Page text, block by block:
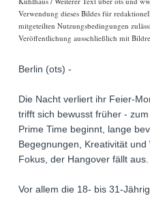
Verwendung dieses Bildes für
mitgeteilten Nutzungsbedingungen
Veröffentlichung ausschließlich mit
Berlin (ots) -
Die Nacht verliert ihr Feier-
trifft sich bewusst früher -
Prime Time beginnt, lange
Begegnungen, Kreativität
Fokus, der Hangover fällt aus.
Vor allem die 18- bis 31-